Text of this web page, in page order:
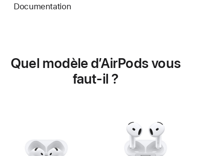
Documentation
Quel modèle d’AirPods vous
faut-il ?